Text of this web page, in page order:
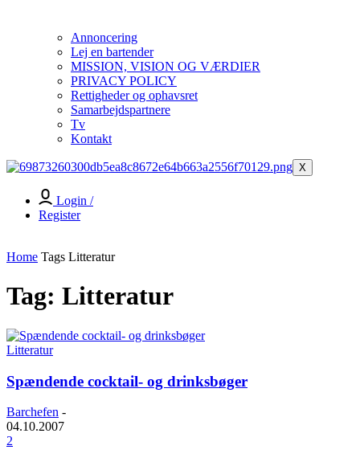
Annoncering
Lej en bartender
MISSION, VISION OG VÆRDIER
PRIVACY POLICY
Rettigheder og ophavsret
Samarbejdspartnere
Tv
Kontakt
X
Login /
Register
Home Tags Litteratur
Tag: Litteratur
Litteratur
Spændende cocktail- og drinksbøger
Barchefen -
04.10.2007
2